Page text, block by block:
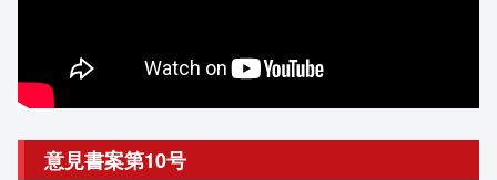
意見書案第10号